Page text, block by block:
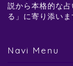
説から本格的な
る」に寄り添いま
Navi Menu